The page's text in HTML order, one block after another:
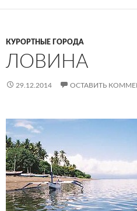
КУРОРТНЫЕ ГОРОДА
ЛОВИНА
29.12.2014 ОСТАВИТЬ